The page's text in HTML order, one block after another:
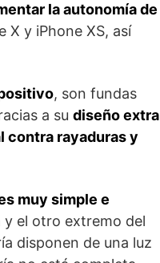
la autonomía de
X y iPhone XS, así
, son fundas
a su diseño extra
contra rayaduras y
muy simple e
y el otro extremo del
disponen de una luz